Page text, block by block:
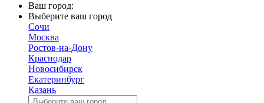
Ваш город:
Выберите ваш город
Сочи
Москва
Ростов-на-Дону
Краснодар
Новосибирск
Екатеринбург
Казань